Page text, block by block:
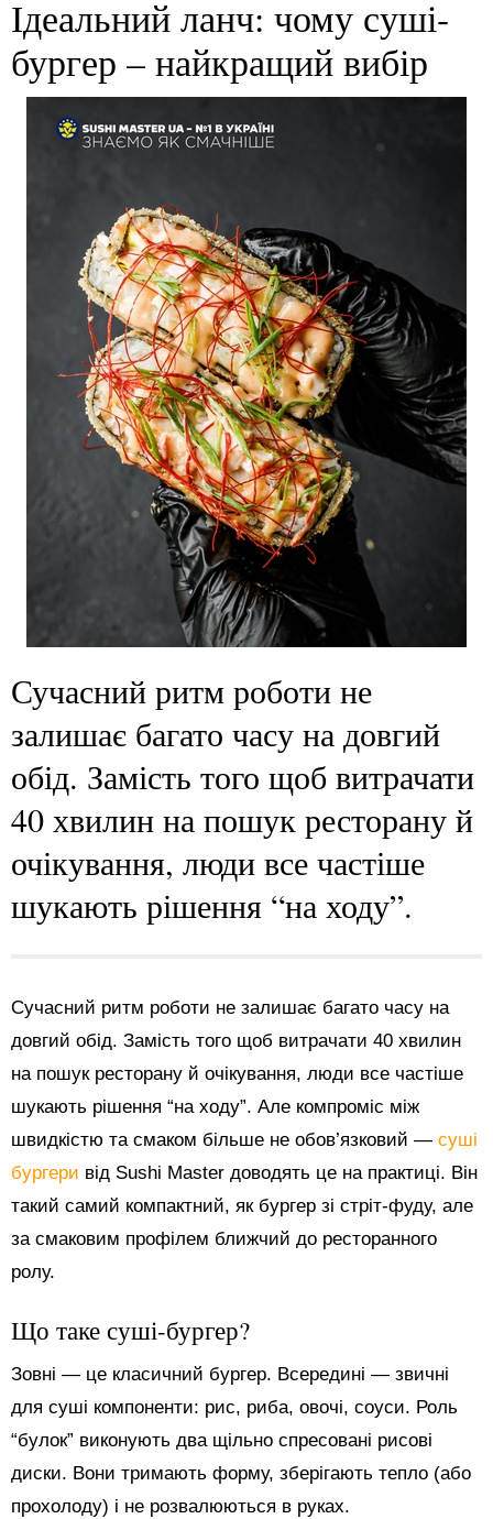
Ідеальний ланч: чому суші-
бургер – найкращий вибір
Сучасний ритм роботи не
залишає багато часу на довгий
обід. Замість того щоб витрачати
40 хвилин на пошук ресторану й
очікування, люди все частіше
шукають рішення “на ходу”.
Сучасний ритм роботи не залишає багато часу на
довгий обід. Замість того щоб витрачати 40 хвилин
на пошук ресторану й очікування, люди все частіше
шукають рішення “на ходу”. Але компроміс між
швидкістю та смаком більше не обов’язковий — суші
бургери від Sushi Master доводять це на практиці. Він
такий самий компактний, як бургер зі стріт-фуду, але
за смаковим профілем ближчий до ресторанного
ролу.
Що таке суші-бургер?
Зовні — це класичний бургер. Всередині — звичні
для суші компоненти: рис, риба, овочі, соуси. Роль
“булок” виконують два щільно спресовані рисові
диски. Вони тримають форму, зберігають тепло (або
прохолоду) і не розвалюються в руках.